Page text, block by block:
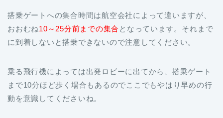
搭乗ゲートへの集合時間は航空会社によって違いますが、
おおむね10～25分前までの集合 となっています。それまで
に到着しないと搭乗できないので注意してください。
乗る飛行機によっては出発ロビーに出てから、搭乗ゲート
まで10分ほど歩く場合もあるのでここでもやはり早めの行
動を意識してくださいね。